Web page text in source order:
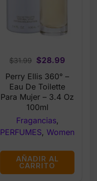
$31.99 Original
price
was:
$31.99.
$28.99
$28.99.
Perry Ellis 360° –
Eau De Toilette
Para Mujer – 3.4 Oz
100ml
Fragancias,
PERFUMES, Women
AÑADIR AL
CARRITO